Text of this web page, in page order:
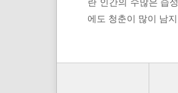
에도 청춘이 많이 남